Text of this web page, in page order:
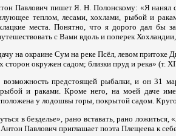
Павлович пишет Я. Н. Полонскому: «Я нанял
теплом, лесами, хохлами, рыбой и
места. Понятно, что я дорого дал бы
с Вами вдоль и поперек
на окраине Сум на реке Псёл, левом притоке
сторон окружен садом; близки пруд и река» (т.
возможность предстоящей рыбалки, и он 31
и раками. Кроме него, на моей даче
у лодошвы горы, покрытой садом.
в безделье», рано вставать, рано
Павлович приглашает поэта Плещеева к